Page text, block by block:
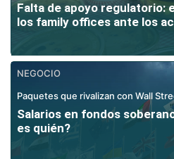
Falta de apoyo regulatorio:
los family offices ante los
NEGOCIO
Paquetes que rivalizan con Wall
Salarios en fondos
es quién?